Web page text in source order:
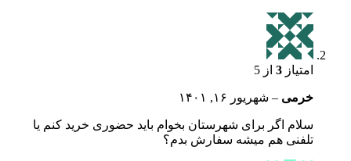
امتیاز 3 از 5
خرمی – شهریور ۱۶, ۱۴۰۱
سلام اگر برای شهرستان بخوام باید حضوری خرید کنم یا
تلفنی هم میشه سفارش بدم؟